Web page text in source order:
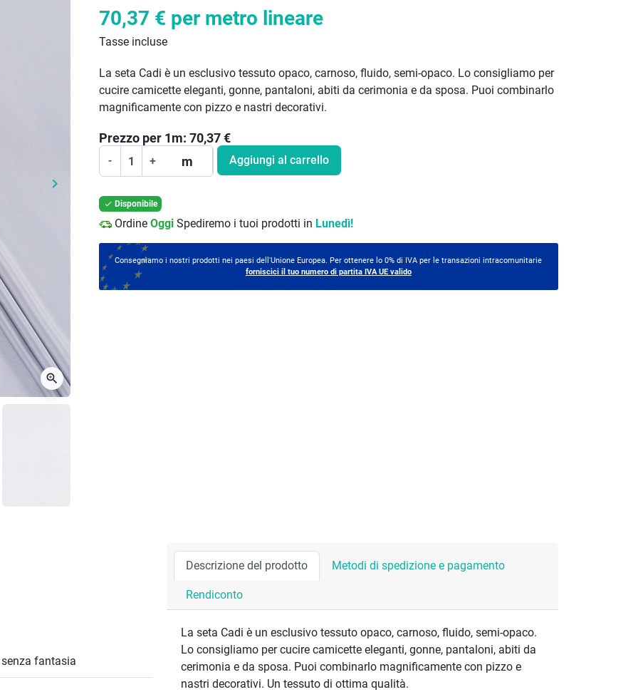
Prossimo
keyboard_arrow_right
zoom_in
70,37 € per metro lineare
Tasse incluse
La seta Cadi è un esclusivo tessuto opaco, carnoso, fluido, semi-opaco. Lo consigliamo per
cucire camicette eleganti, gonne, pantaloni, abiti da cerimonia e da sposa. Puoi combinarlo
magnificamente con pizzo e nastri decorativi.
Prezzo per 1m: 70,37€
- + m Aggiungi al carrello
 Disponibile
Ordine Oggi Spediremo i tuoi prodotti in Lunedì!
Consegniamo i nostri prodotti nei paesi dell'Unione Europea. Per ottenere lo 0% di IVA per le transazioni intracomunitarie
forniscici il tuo numero di partita IVA UE valido
fantasia
Descrizione del prodotto Metodi di spedizione e pagamento
Rendiconto
La seta Cadi è un esclusivo tessuto opaco, carnoso, fluido, semi-opaco.
Lo consigliamo per cucire camicette eleganti, gonne, pantaloni, abiti da
cerimonia e da sposa. Puoi combinarlo magnificamente con pizzo e
nastri decorativi. Un tessuto di ottima qualità.